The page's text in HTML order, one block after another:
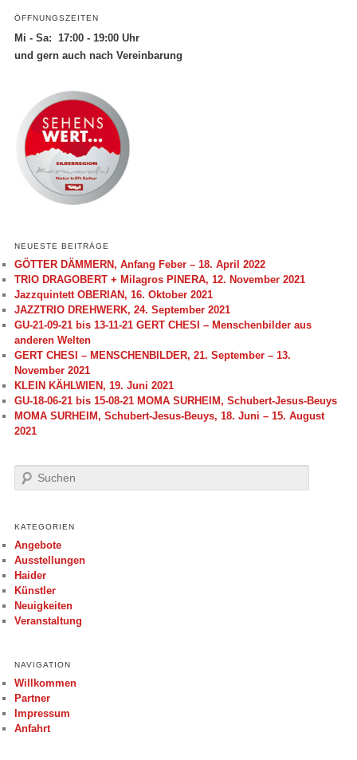
ÖFFNUNGSZEITEN
Mi - Sa: 17:00 - 19:00 Uhr
und gern auch nach Vereinbarung
NEUESTE BEITRÄGE
GÖTTER DÄMMERN, Anfang Feber – 18. April 2022
TRIO DRAGOBERT + Milagros PINERA, 12. November 2021
Jazzquintett OBERIAN, 16. Oktober 2021
JAZZTRIO DREHWERK, 24. September 2021
GU-21-09-21 bis 13-11-21 GERT CHESI – Menschenbilder aus
anderen Welten
GERT CHESI – MENSCHENBILDER, 21. September – 13.
November 2021
KLEIN KÄHLWIEN, 19. Juni 2021
GU-18-06-21 bis 15-08-21 MOMA SURHEIM, Schubert-Jesus-Beuys
MOMA SURHEIM, Schubert-Jesus-Beuys, 18. Juni – 15. August
2021
u
h
e
n
KATEGORIEN
Angebote
Ausstellungen
Haider
Künstler
Neuigkeiten
Veranstaltung
NAVIGATION
Willkommen
Partner
Impressum
Anfahrt